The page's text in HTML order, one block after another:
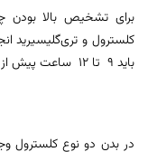
برای تشخیص بالا بودن
کلسترول و تری‌گلیسیرید
باید 9 تا 12 ساعت پیش از خون گرفتن چیزی به جز آب نخورید و ننوشید.